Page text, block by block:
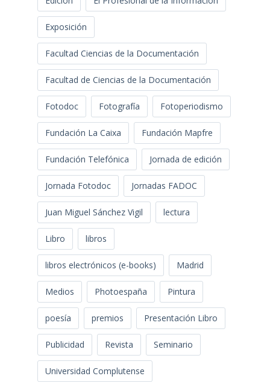
Exposición
Facultad Ciencias de la Documentación
Facultad de Ciencias de la Documentación
Fotodoc Fotografía Fotoperiodismo
Fundación La Caixa Fundación Mapfre
Fundación Telefónica Jornada de edición
Jornada Fotodoc Jornadas FADOC
Juan Miguel Sánchez Vigil lectura
Libro libros
libros electrónicos (e-books) Madrid
Medios Photoespaña Pintura
poesía premios Presentación Libro
Publicidad Revista Seminario
Universidad Complutense